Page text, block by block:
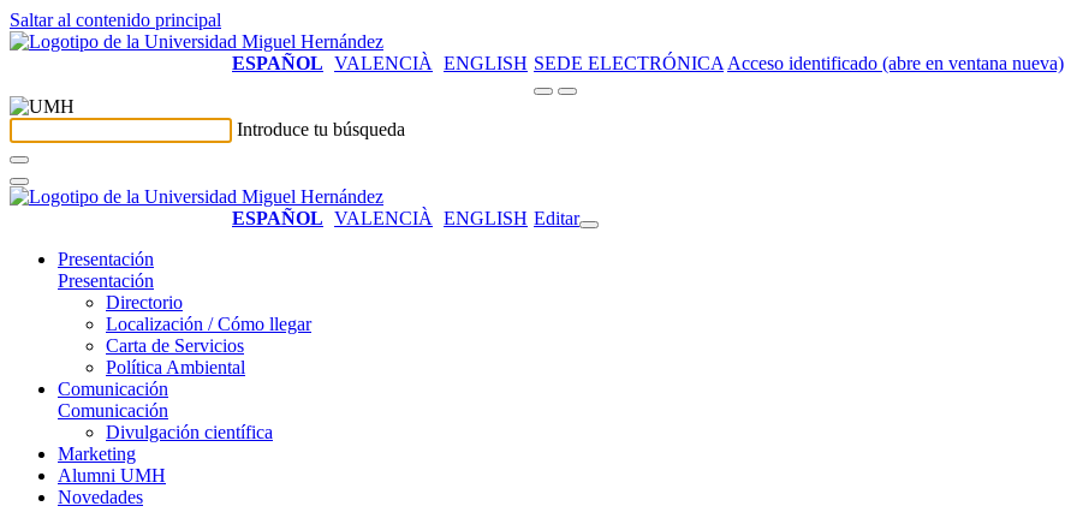
Saltar al contenido principal
ESPAÑOL VALENCIÀ ENGLISH SEDE ELECTRÓNICA Acceso identificado (abre en ventana nueva)
Introduce tu búsqueda
ESPAÑOL VALENCIÀ ENGLISH Editar
Presentación
Presentación
Directorio
Localización / Cómo llegar
Carta de Servicios
Política Ambiental
Comunicación
Comunicación
Divulgación científica
Marketing
Alumni UMH
Novedades